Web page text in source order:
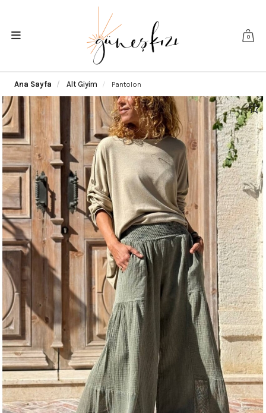
0
Ana Sayfa Alt Giyim Pantolon